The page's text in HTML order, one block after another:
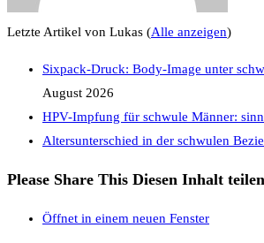
Letzte Artikel von Lukas (Alle anzeigen)
Sixpack-Druck: Body-Image unter
August 2026
HPV-Impfung für schwule Männer:
Altersunterschied in der schwulen
Please Share This Diesen Inhalt teilen
Öffnet in einem neuen Fenster